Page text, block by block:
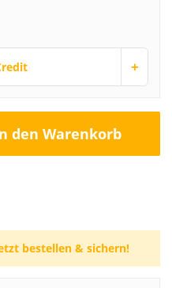
+
den Warenkorb
bestellen & sichern!